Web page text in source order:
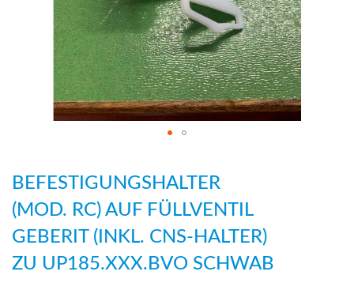
BEFESTIGUNGSHALTER
(MOD. RC) AUF FÜLLVENTIL
GEBERIT (INKL. CNS-HALTER)
ZU UP185.XXX.BVO SCHWAB
Anfang
Bildergalerie
springen